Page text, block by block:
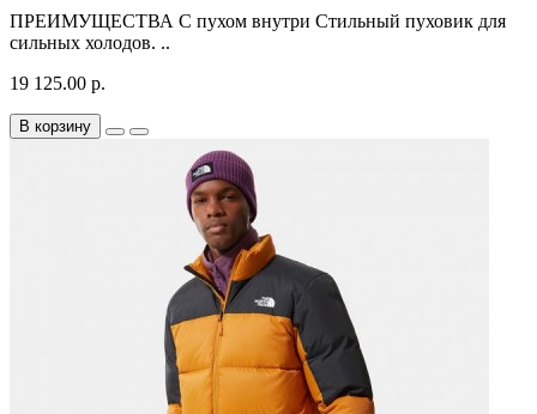
ПРЕИМУЩЕСТВА С пухом внутри Стильный пуховик для
сильных холодов. ..
19 125.00 р.
В корзину